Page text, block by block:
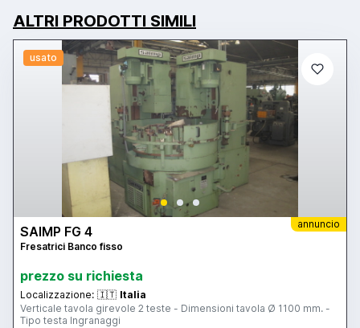
ALTRI PRODOTTI SIMILI
usato
annuncio
SAIMP FG 4
Fresatrici Banco fisso
prezzo su richiesta
Localizzazione: 🇮🇹 Italia
Verticale tavola girevole 2 teste - Dimensioni tavola Ø 1100 mm. -
Tipo testa Ingranaggi